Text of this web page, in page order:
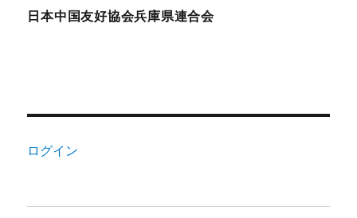
日本中国友好協会兵庫県連合会
ログイン